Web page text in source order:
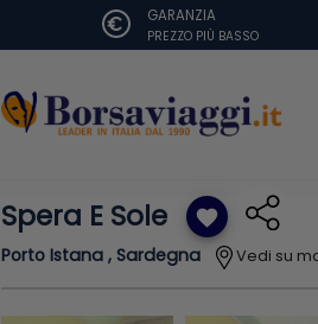
GARANZIA
PREZZO PIÙ BASSO
Spera E Sole favorite
Porto Istana , Sardegna Vedi su